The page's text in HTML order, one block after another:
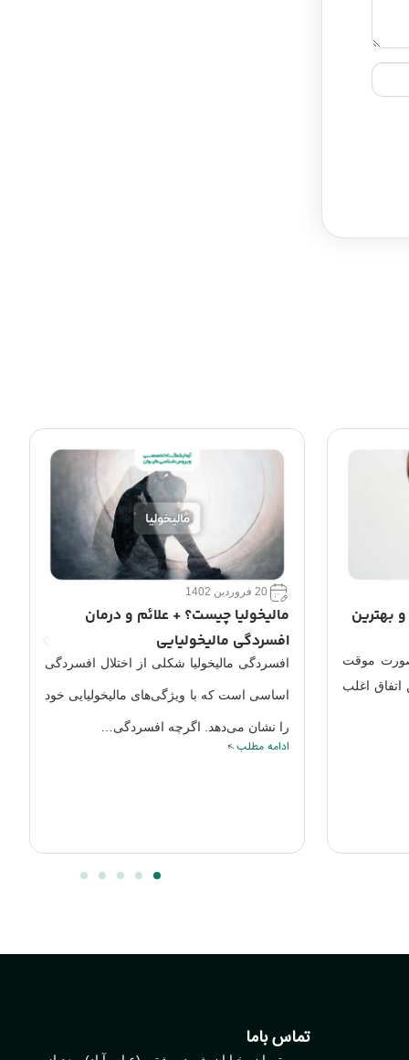
افسردگی
خود
8 آبان 1401
سرطان کلیه چیست و چه علائمی دارد؟ +
روش‌های درمان
سرطان کلیه یکی از انواع سرطان‌ است که،
به خاطر رشد بی‌رویه سلول‌ها در کلیه‌ها شکل
می‌گیرد. افرادی…
ادامه مطلب
تماس باما